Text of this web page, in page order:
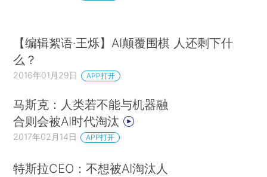
【编辑絮语·王烁】AI颠覆围棋 人还剩下什
么？
2016年01月29日 APP打开
马斯克：人类若不能与机器融
合则会被AI时代淘汰
2017年02月14日 APP打开
特斯拉CEO：不想被AI淘汰人